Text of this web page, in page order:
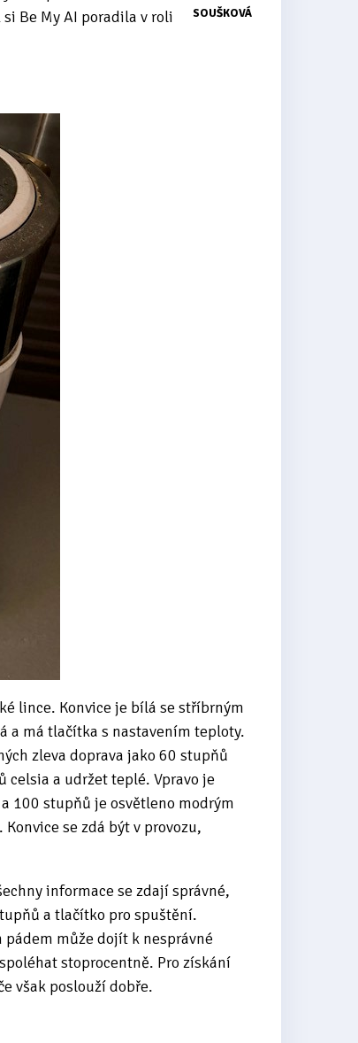
SOUŠKOVÁ
Be My AI poradila v roli
lince. Konvice je bílá se stříbrným
a má tlačítka s nastavením teploty.
zleva doprava jako 60 stupňů
a udržet teplé. Vpravo je
100 stupňů je osvětleno modrým
se zdá být v provozu,
informace se zdají správné,
a tlačítko pro spuštění.
může dojít k nesprávné
stoprocentně. Pro získání
však poslouží dobře.